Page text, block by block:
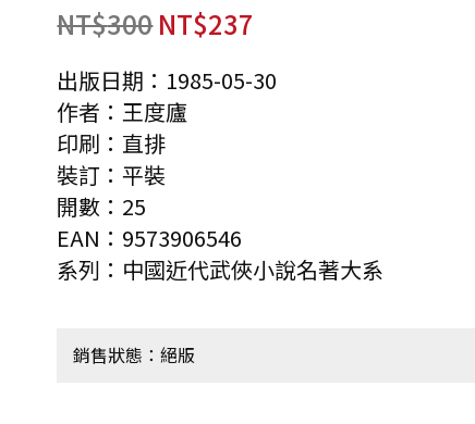
NT$300NT$237
出版日期：1985-05-30
作者：王度廬
印刷：直排
裝訂：平裝
開數：25
EAN：9573906546
系列：中國近代武俠小說名著大系
銷售狀態：絕版